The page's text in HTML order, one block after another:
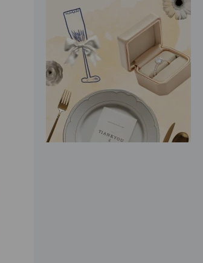
ЭФФЕКТИВНАЯ РЕКЛАМА НА САЙТЕ